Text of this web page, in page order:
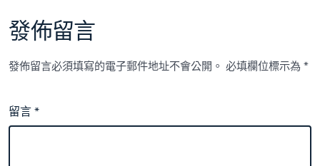
發佈留言
發佈留言必須填寫的電子郵件地址不會公開。 必填欄位標示為*
留言*